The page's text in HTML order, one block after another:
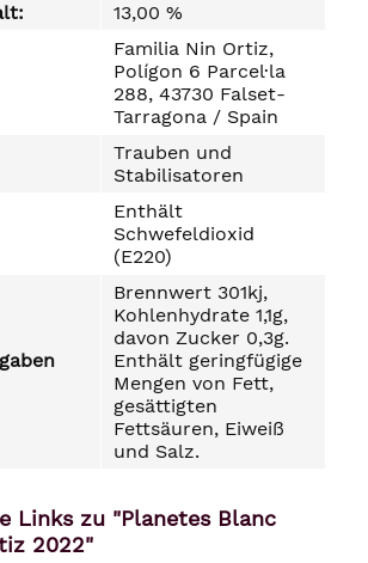
13,00 %
Familia Nin Ortiz,
Polígon 6 Parcel·la
288, 43730 Falset-
Tarragona / Spain
Trauben und
Stabilisatoren
Enthält
Schwefeldioxid
(E220)
Brennwert 301kj,
Kohlenhydrate 1,1g,
davon Zucker 0,3g.
Enthält geringfügige
Mengen von Fett,
gesättigten
Fettsäuren, Eiweiß
und Salz.
Links zu "Planetes Blanc
2022"